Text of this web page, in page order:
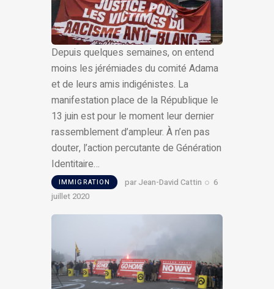
Depuis quelques semaines, on entend
moins les jérémiades du comité Adama
et de leurs amis indigénistes. La
manifestation place de la République le
13 juin est pour le moment leur dernier
rassemblement d’ampleur. À n’en pas
douter, l’action percutante de Génération
Identitaire…
IMMIGRATION par Jean-David Cattin
6
juillet 2020